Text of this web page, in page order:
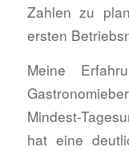
Zahlen zu
ersten
Meine
Mindest-
hat eine